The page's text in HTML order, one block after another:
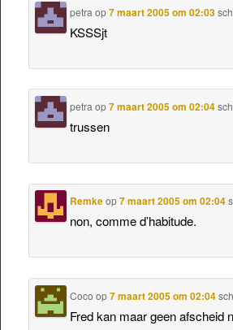
petra op7 maart 2005 om 02:03
KSSSjt
petra op7 maart 2005 om 02:04
trussen
Remkeop7 maart 2005 om 02:04
non, comme d’habitude.
Coco op7 maart 2005 om 02:04
Fred kan maar geen afscheid